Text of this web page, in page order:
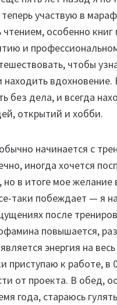
теперь участвую в
чтением, особенно книг
и
чтобы
находить
без дела, и всегда
открытий и хобби.
начинается с
иногда хочется
в итоге мое желание
таки побеждает — я
после
повышается,
энергия на
приступаю к работе, в
от проекта. В обед,
года, стараюсь